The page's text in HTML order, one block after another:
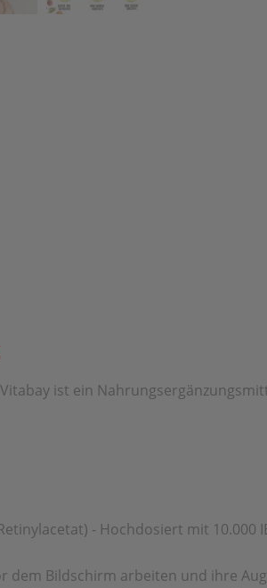
ist ein
- Hochdosiert mit 10.000
dem Bildschirm arbeiten und ihre